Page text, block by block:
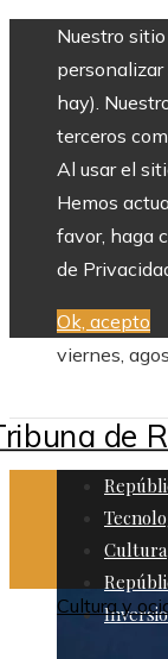
Nuestro
hay).
terceros
Al usar el
Hemos
favor, haga
de
Ok, acepto
viernes,
Cultura
Cultura y